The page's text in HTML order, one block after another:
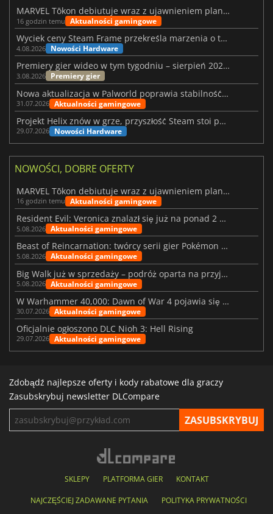
MARVEL Tōkon debiutuje wraz z ujawnieniem planu rozwoju na pierwszy rok
16 godzin temu Aktualności gamingowe
Wyciek ceny Steam Frame przekreśla marzenia o tanim zestawie VR
4.08.2026 Nowości Hardware
Premiery gier wideo w tym tygodniu – sierpień 2026 r. (32. tydzień)
3.08.2026 Premiery gier
Nowa aktualizacja w Palworld poprawia stabilność Sunreach i walk z bossami
31.07.2026 Aktualności gamingowe
Projekt Helix znów w grze, przyszłość Steam stoi pod znakiem zapytania
29.07.2026 Nowości Hardware
NOWOŚCI, DOBRE OFERTY
MARVEL Tōkon debiutuje wraz z ujawnieniem planu rozwoju na pierwszy rok
16 godzin temu Aktualności gamingowe
Resident Evil: Veronica znalazł się już na ponad 2 milionach list życzeń
5.08.2026 Aktualności gamingowe
Beast of Reincarnation: twórcy serii gier Pokémon wkraczają na nową ścieżkę
5.08.2026 Aktualności gamingowe
Big Walk już w sprzedaży – podróż oparta na przyjaźni
5.08.2026 Aktualności gamingowe
W Warhammer 40,000: Dawn of War 4 pojawia się frakcja Nekronów
30.07.2026 Aktualności gamingowe
Oficjalnie ogłoszono DLC Nioh 3: Hell Rising
29.07.2026 Aktualności gamingowe
Zdobądź najlepsze oferty i kody rabatowe dla graczy
Zasubskrybuj newsletter DLCompare
SKLEPY PLATFORMA GIER KONTAKT
NAJCZĘŚCIEJ ZADAWANE PYTANIA POLITYKA PRYWATNOŚCI